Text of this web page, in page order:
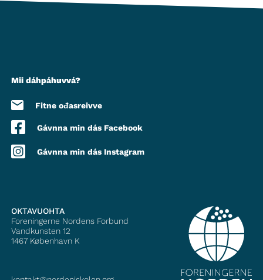
Mii dáhpáhuvvá?
Fitne ođasreivve
Gávnna min dás Facebook
Gávnna min dás Instagram
OKTAVUOHTA
Foreningerne Nordens Forbund
Vandkunsten 12
1467 København K